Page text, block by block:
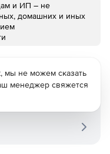
и ИП – не
домашних и иных
мы не можем сказать
менеджер свяжется